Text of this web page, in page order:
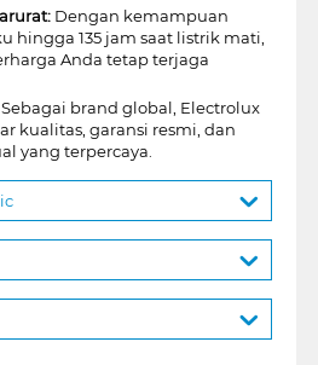
Dengan kemampuan
hingga 135 jam saat listrik mati,
Anda tetap terjaga
brand global, Electrolux
kualitas, garansi resmi, dan
yang terpercaya.